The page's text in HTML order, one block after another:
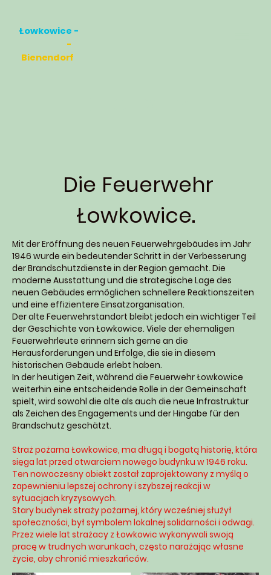
Łowkowice -
-
Bienendorf
Die Feuerwehr
Łowkowice.
Mit der Eröffnung des neuen Feuerwehrgebäudes im Jahr
1946 wurde ein bedeutender Schritt in der Verbesserung
der Brandschutzdienste in der Region gemacht. Die
moderne Ausstattung und die strategische Lage des
neuen Gebäudes ermöglichen schnellere Reaktionszeiten
und eine effizientere Einsatzorganisation.
Der alte Feuerwehrstandort bleibt jedoch ein wichtiger Teil
der Geschichte von Łowkowice. Viele der ehemaligen
Feuerwehrleute erinnern sich gerne an die
Herausforderungen und Erfolge, die sie in diesem
historischen Gebäude erlebt haben.
In der heutigen Zeit, während die Feuerwehr Łowkowice
weiterhin eine entscheidende Rolle in der Gemeinschaft
spielt, wird sowohl die alte als auch die neue Infrastruktur
als Zeichen des Engagements und der Hingabe für den
Brandschutz geschätzt.
Straż pożarna Łowkowice, ma długą i bogatą historię, która
sięga lat przed otwarciem nowego budynku w 1946 roku.
Ten nowoczesny obiekt został zaprojektowany z myślą o
zapewnieniu lepszej ochrony i szybszej reakcji w
sytuacjach kryzysowych.
Stary budynek straży pożarnej, który wcześniej służył
społeczności, był symbolem lokalnej solidarności i odwagi.
Przez wiele lat strażacy z Łowkowic wykonywali swoją
pracę w trudnych warunkach, często narażając własne
życie, aby chronić mieszkańców.